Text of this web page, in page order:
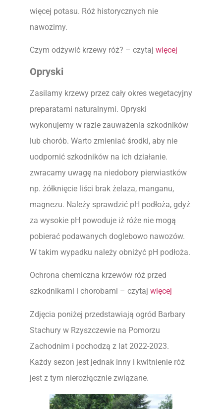
więcej potasu. Róż historycznych nie
nawozimy.
Czym odżywić krzewy róż? – czytaj więcej
Opryski
Zasilamy krzewy przez cały okres wegetacyjny
preparatami naturalnymi. Opryski
wykonujemy w razie zauważenia szkodników
lub chorób. Warto zmieniać środki, aby nie
uodpornić szkodników na ich działanie.
zwracamy uwagę na niedobory pierwiastków
np. żółknięcie liści brak żelaza, manganu,
magnezu. Należy sprawdzić pH podłoża, gdyż
za wysokie pH powoduje iż róże nie mogą
pobierać podawanych doglebowo nawozów.
W takim wypadku należy obniżyć pH podłoża.
Ochrona chemiczna krzewów róż przed
szkodnikami i chorobami – czytaj więcej
Zdjęcia poniżej przedstawiają ogród Barbary
Stachury w Rzyszczewie na Pomorzu
Zachodnim i pochodzą z lat 2022-2023.
Każdy sezon jest jednak inny i kwitnienie róż
jest z tym nierozłącznie związane.